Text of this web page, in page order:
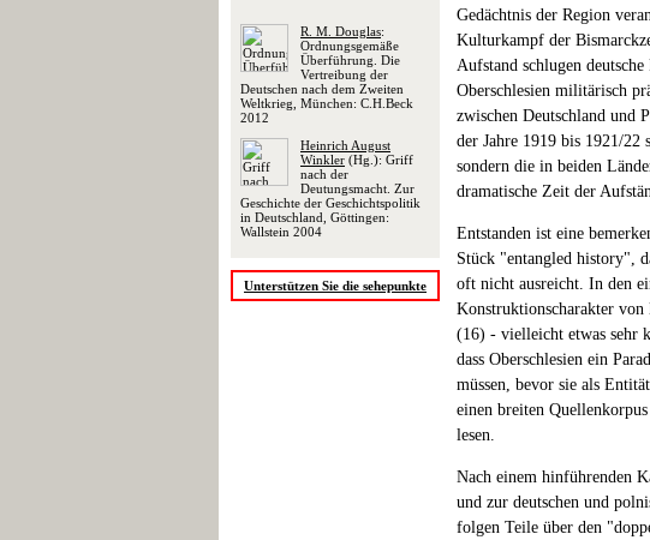
R. M. Douglas:
Ordnungsgemäße
Überführung. Die
Vertreibung der
Deutschen nach dem Zweiten
Weltkrieg, München: C.H.Beck
2012
Heinrich August
Winkler (Hg.): Griff
nach der
Deutungsmacht. Zur
Geschichte der Geschichtspolitik
in Deutschland, Göttingen:
Wallstein 2004
Unterstützen Sie die sehepunkte
Gedächtnis der Region
Kulturkampf der
Aufstand schlugen
Oberschlesien militärisch
zwischen Deutschland und
der Jahre 1919 bis 1921/
sondern die in beiden
dramatische Zeit der
Entstanden ist eine
Stück "entangled history",
oft nicht ausreicht. In den
Konstruktionscharakter
(16) - vielleicht etwas sehr
dass Oberschlesien ein
müssen, bevor sie als
einen breiten
lesen.
Nach einem hinführenden
und zur deutschen und
folgen Teile über den